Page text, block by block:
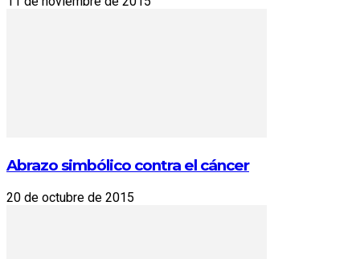
Abrazo simbólico contra el cáncer
20 de octubre de 2015